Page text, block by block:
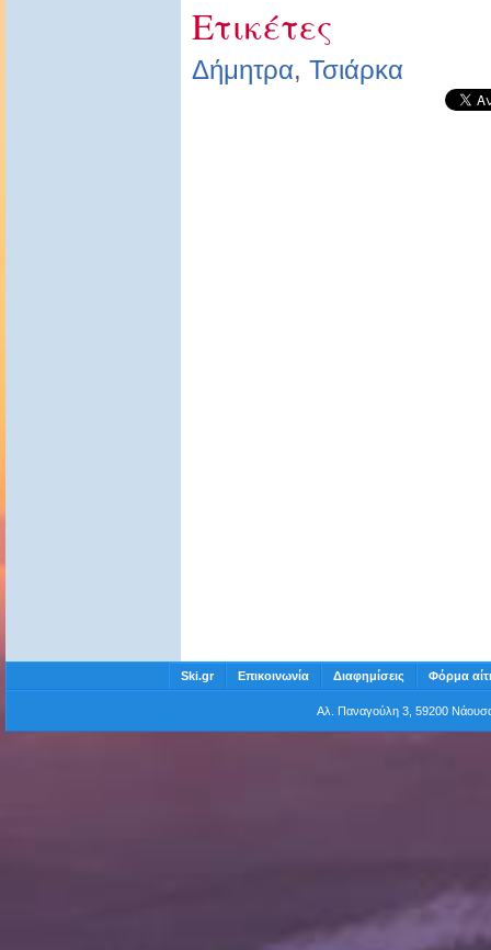
Ετικέτες
Δήμητρα, Τσιάρκα
Ski.gr Επικοινωνία Διαφημίσεις Φόρμα
Αλ. Παναγούλη 3, 59200